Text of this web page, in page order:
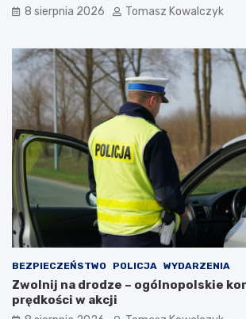
8 sierpnia 2026 Tomasz Kowalczyk
BEZPIECZEŃSTWO POLICJA WYDARZENIA
Zwolnij na drodze – ogólnopolskie
prędkości w akcji